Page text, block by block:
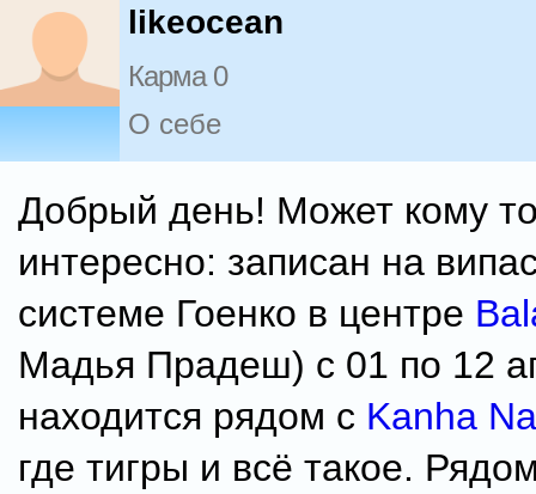
likeocean
Карма 0
О себе
Добрый день! Может кому
интересно: записан на
системе Гоенко в центре
Мадья Прадеш) с 01 по 12
находится рядом с Kanha
где тигры и всё такое.